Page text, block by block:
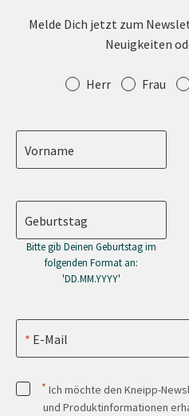
Melde Dich jetzt zum
Neuigkeiten
Anrede Herr Frau
Vorname
Geburtstag
Bitte gib Deinen Geburtstag im
folgenden Format an:
'DD.MM.YYYY'
E-Mail
* Ich möchte den Kneipp-
und Produktinformationen